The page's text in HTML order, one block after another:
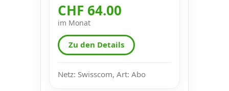
CHF 64.00
im Monat
Zu den Details
Netz: Swisscom, Art: Abo